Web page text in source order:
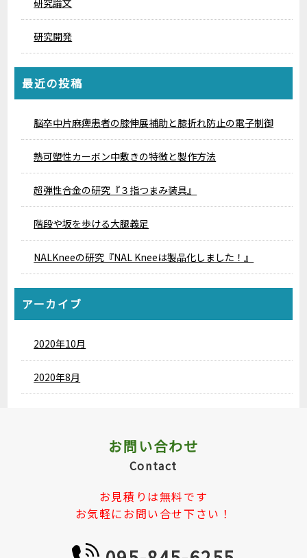
研究開発
最近の投稿
脳卒中片麻痺患者の膝伸展補助と膝折れ防止の電子制御
熱可塑性カーボン中敷きの特徴と製作方法
超弾性合金の研究『３指つまみ装具』
階段や坂を歩ける大腿義足
NALKneeの研究『NAL Kneeは製品化しました！』
アーカイブ
2020年10月
2020年8月
お問い合わせ
Contact
お見積りは無料です
お気軽にお問い合せ下さい！